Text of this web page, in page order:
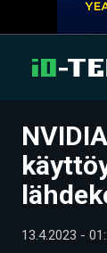
UUTISET
ARTIKKELIT
VIDEOT
13.4.2023 -